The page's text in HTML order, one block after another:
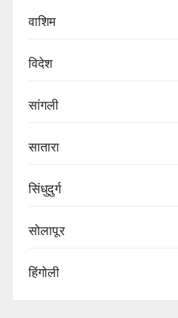
वाशिम
विदेश
सांगली
सातारा
सिंधुदुर्ग
सोलापूर
हिंगोली